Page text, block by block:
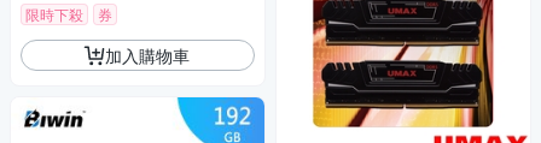
限時下殺
券
加入購物車